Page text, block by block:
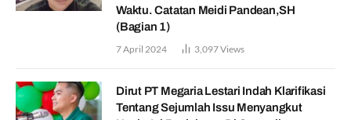
Waktu. Catatan Meidi Pandean,SH
(Bagian 1)
7 April 2024 3,097Views
Dirut PT Megaria Lestari Indah Klarifikasi
Tentang Sejumlah Issu Menyangkut